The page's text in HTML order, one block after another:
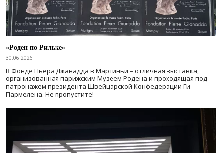
«Роден по Рильке»
30.06.2026
В Фонде Пьера Джанадда в Мартиньи – отличная выставка,
организованная парижским Музеем Родена и проходящая под
патронажем президента Швейцарской Конфедерации Ги
Пармелена. Не пропустите!